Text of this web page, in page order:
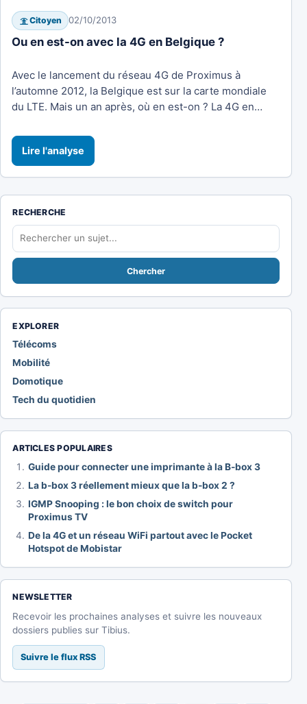
Citoyen 02/10/2013
Ou en est-on avec la 4G en Belgique ?
Avec le lancement du réseau 4G de Proximus à
l’automne 2012, la Belgique est sur la carte mondiale
du LTE. Mais un an après, où en est-on ? La 4G en…
Lire l'analyse
RECHERCHE
Rechercher
Chercher
EXPLORER
Télécoms
Mobilité
Domotique
Tech du quotidien
ARTICLES POPULAIRES
Guide pour connecter une imprimante à la B-box 3
La b-box 3 réellement mieux que la b-box 2 ?
IGMP Snooping : le bon choix de switch pour
Proximus TV
De la 4G et un réseau WiFi partout avec le Pocket
Hotspot de Mobistar
NEWSLETTER
Recevoir les prochaines analyses et suivre les nouveaux
dossiers publies sur Tibius.
Suivre le flux RSS